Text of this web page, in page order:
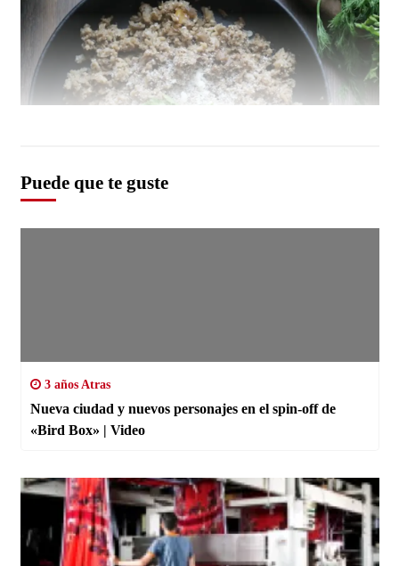
Puede que te guste
3 años Atras
Nueva ciudad y nuevos personajes en el spin-off de
«Bird Box» | Video